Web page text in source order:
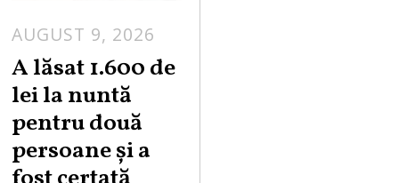
AUGUST 9, 2026
A lăsat 1.600 de
lei la nuntă
pentru două
persoane și a